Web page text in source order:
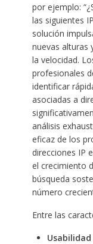
por ejemplo:
las siguientes
solución
nuevas alturas
la velocidad.
profesionales
identificar
asociadas a
análisis
eficaz de los
direcciones IP
el crecimiento
búsqueda
número
Entre las